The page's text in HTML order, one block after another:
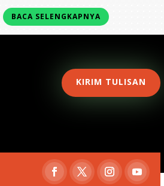
BACA SELENGKAPNYA
KIRIM TULISAN